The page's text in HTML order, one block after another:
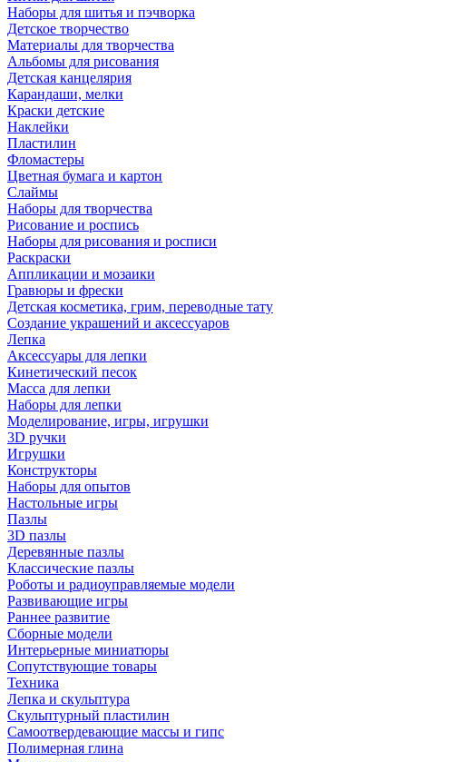
Наборы для шитья и пэчворка
Детское творчество
Материалы для творчества
Альбомы для рисования
Детская канцелярия
Карандаши, мелки
Краски детские
Наклейки
Пластилин
Фломастеры
Цветная бумага и картон
Слаймы
Наборы для творчества
Рисование и роспись
Наборы для рисования и росписи
Раскраски
Аппликации и мозаики
Гравюры и фрески
Детская косметика, грим, переводные тату
Создание украшений и аксессуаров
Лепка
Аксессуары для лепки
Кинетический песок
Масса для лепки
Наборы для лепки
Моделирование, игры, игрушки
3D ручки
Игрушки
Конструкторы
Наборы для опытов
Настольные игры
Пазлы
3D пазлы
Деревянные пазлы
Классические пазлы
Роботы и радиоуправляемые модели
Развивающие игры
Раннее развитие
Сборные модели
Интерьерные миниатюры
Сопутствующие товары
Техника
Лепка и скульптура
Скульптурный пластилин
Самоотвердевающие массы и гипс
Полимерная глина